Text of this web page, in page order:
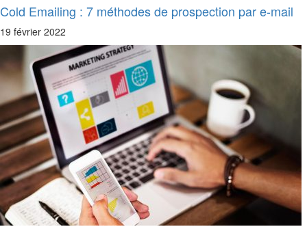
Cold Emailing : 7 méthodes de prospection par e-mail
19 février 2022